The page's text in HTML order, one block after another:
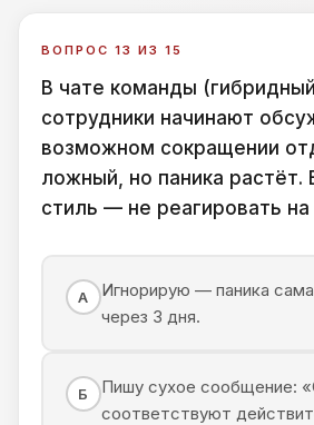
ВОПРОС 13 ИЗ 15
В чате команды
сотрудники начинают
возможном сокращении
ложный, но паника
стиль — не реагировать
А
Игнорирую — паника
через 3 дня.
Б
Пишу сухое сообщение:
соответствуют